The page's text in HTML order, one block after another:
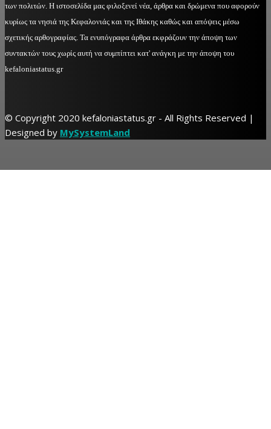
των πολιτών. Η ιστοσελίδα μας φιλοξενεί νέα, άρθρα και δρώμενα που αφορούν
κυρίως τα νησιά της Κεφαλονιάς και της Ιθάκης καθώς και απόψεις μέσω
σχετικής αρθογραφίας. Τα ενυπόγραφα άρθρα εκφράζουν την άποψη των
συντακτών τους χωρίς αυτή να συμπίπτει κατ' ανάγκη με την άποψη του
kefaloniastatus.gr
© Copyright 2020 kefaloniastatus.gr - All Rights Reserved |
Designed by MySystemLand